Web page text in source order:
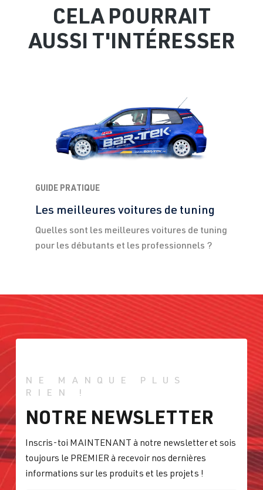
CELA POURRAIT
AUSSI T'INTÉRESSER
GUIDE PRATIQUE
Les meilleures voitures de tuning
Quelles sont les meilleures voitures de tuning
pour les débutants et les professionnels ?
NE MANQUE PLUS
RIEN !
NOTRE NEWSLETTER
Inscris-toi MAINTENANT à notre newsletter et sois
toujours le PREMIER à recevoir nos dernières
informations sur les produits et les projets !